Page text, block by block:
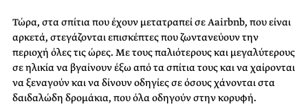
Τώρα, στα σπίτια που έχουν μετατραπεί σε Αairbnb, που είναι
αρκετά, στεγάζονται επισκέπτες που ζωντανεύουν την
περιοχή όλες τις ώρες. Με τους παλιότερους και μεγαλύτερους
σε ηλικία να βγαίνουν έξω από τα σπίτια τους και να χαίρονται
να ξεναγούν και να δίνουν οδηγίες σε όσους χάνονται στα
δαιδαλώδη δρομάκια, που όλα οδηγούν στην κορυφή.